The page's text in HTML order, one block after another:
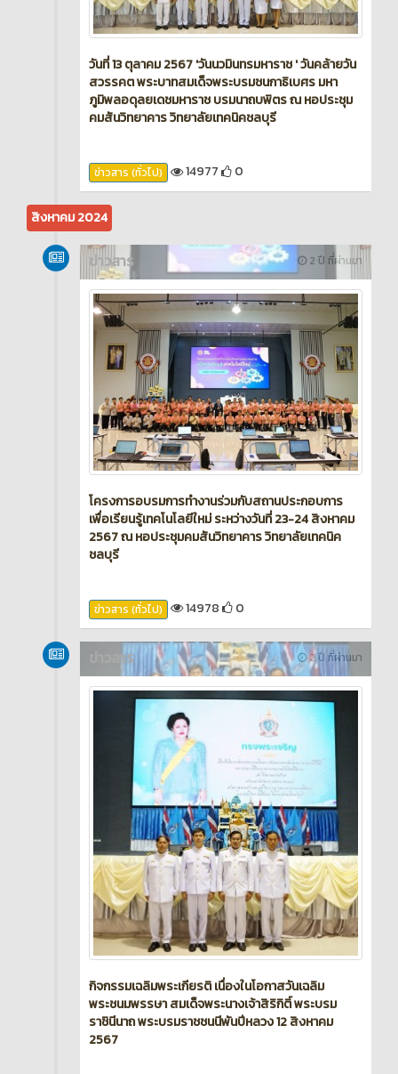
วันที่ 13 ตุลาคม 2567 'วันนวมินทรมหาราช ' วันคล้ายวัน
สวรรคต พระบาทสมเด็จพระบรมชนกาธิเบศร มหา
ภูมิพลอดุลยเดชมหาราช บรมนาถบพิตร ณ หอประชุม
คมสันวิทยาคาร วิทยาลัยเทคนิคชลบุรี
ข่าวสาร (ทั่วไป) 14977 0
สิงหาคม 2024
2 ปี ที่ผ่านมา
ข่าวสาร
โครงการอบรมการทำงานร่วมกับสถานประกอบการ
เพื่อเรียนรู้เทคโนโลยีใหม่ ระหว่างวันที่ 23-24 สิงหาคม
2567 ณ หอประชุมคมสันวิทยาคาร วิทยาลัยเทคนิค
ชลบุรี
ข่าวสาร (ทั่วไป) 14978 0
2 ปี ที่ผ่านมา
ข่าวสาร
กิจกรรมเฉลิมพระเกียรติ เนื่องในโอกาสวันเฉลิม
พระชนมพรรษา สมเด็จพระนางเจ้าสิริกิติ์ พระบรม
ราชินีนาถ พระบรมราชชนนีพันปีหลวง 12 สิงหาคม
2567